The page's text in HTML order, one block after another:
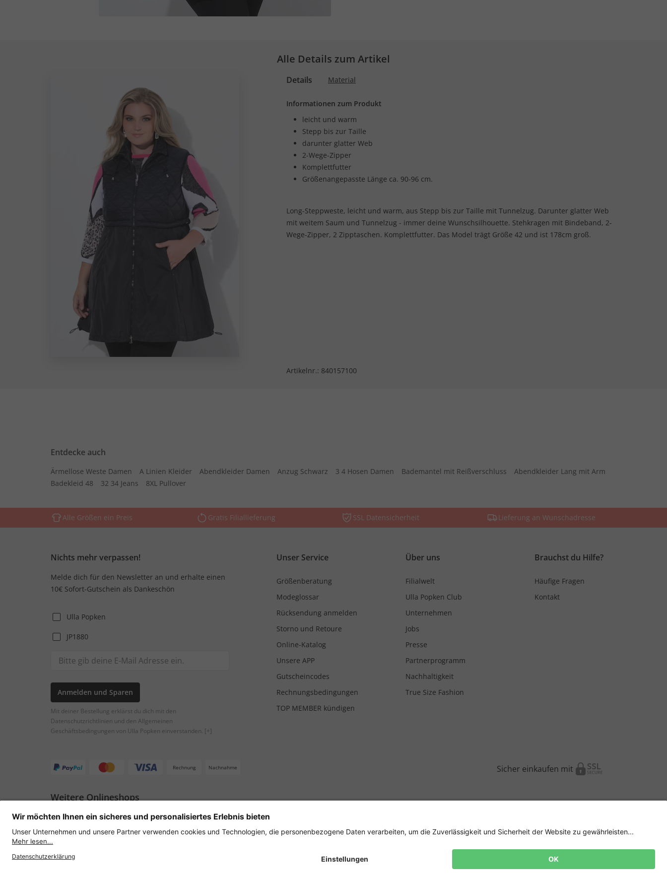
Alle Details zum Artikel
Details Material
Informationen zum Produkt
leicht und warm
Stepp bis zur Taille
darunter glatter Web
2-Wege-Zipper
Komplettfutter
Größenangepasste Länge ca. 90-96 cm.
Long-Steppweste, leicht und warm, aus Stepp bis zur Taille mit Tunnelzug. Darunter glatter Web
mit weitem Saum und Tunnelzug - immer deine Wunschsilhouette. Stehkragen mit Bindeband, 2-
Wege-Zipper, 2 Zipptaschen. Komplettfutter. Das Model trägt Größe 42 und ist 178cm groß.
Artikelnr.: 840157100
Entdecke auch
Ärmellose Weste Damen A Linien Kleider Abendkleider Damen Anzug Schwarz 3 4 Hosen Damen Bademantel mit Reißverschluss
Abendkleider Lang mit Arm
Badekleid 48
32 34 Jeans 8XL Pullover
Alle Größen ein Preis Gratis Filiallieferung SSL Datensicherheit Lieferung an Wunschadresse
Nichts mehr verpassen!
Melde dich für den Newsletter an und erhalte einen
10€ Sofort-Gutschein als Dankeschön
Ulla Popken
JP1880
Anmelden und Sparen
Mit deiner Bestellung erklärst du dich mit den
Datenschutzrichtlinien und den Allgemeinen
Geschäftsbedingungen von Ulla Popken einverstanden. [+]
Unser Service
Größenberatung
Modeglossar
Rücksendung anmelden
Storno und Retoure
Online-Katalog
Unsere APP
Gutscheincodes
Rechnungsbedingungen
TOP MEMBER kündigen
Über uns
Filialwelt
Ulla Popken Club
Unternehmen
Jobs
Presse
Partnerprogramm
Nachhaltigkeit
True Size Fashion
Brauchst du Hilfe?
Häufige Fragen
Kontakt
Rechnung Nachnahme Sicher einkaufen mit
Weitere Onlineshops
Österreich